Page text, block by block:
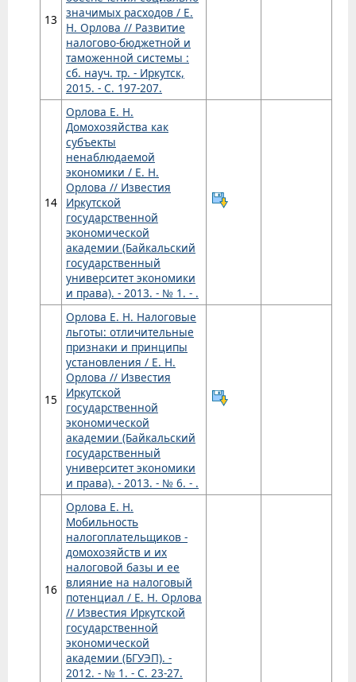
13
значимых расходов / Е.
Н. Орлова // Развитие
налогово-бюджетной и
таможенной системы :
сб. науч. тр. - Иркутск,
2015. - С. 197-207.
14
Орлова Е. Н.
Домохозяйства как
субъекты
ненаблюдаемой
экономики / Е. Н.
Орлова // Известия
Иркутской
государственной
экономической
академии (Байкальский
государственный
университет экономики
и права). - 2013. - № 1. - .
15
Орлова Е. Н. Налоговые
льготы: отличительные
признаки и принципы
установления / Е. Н.
Орлова // Известия
Иркутской
государственной
экономической
академии (Байкальский
государственный
университет экономики
и права). - 2013. - № 6. - .
16
Орлова Е. Н.
Мобильность
налогоплательщиков -
домохозяйств и их
налоговой базы и ее
влияние на налоговый
потенциал / Е. Н. Орлова
// Известия Иркутской
государственной
экономической
академии (БГУЭП). -
2012. - № 1. - С. 23-27.